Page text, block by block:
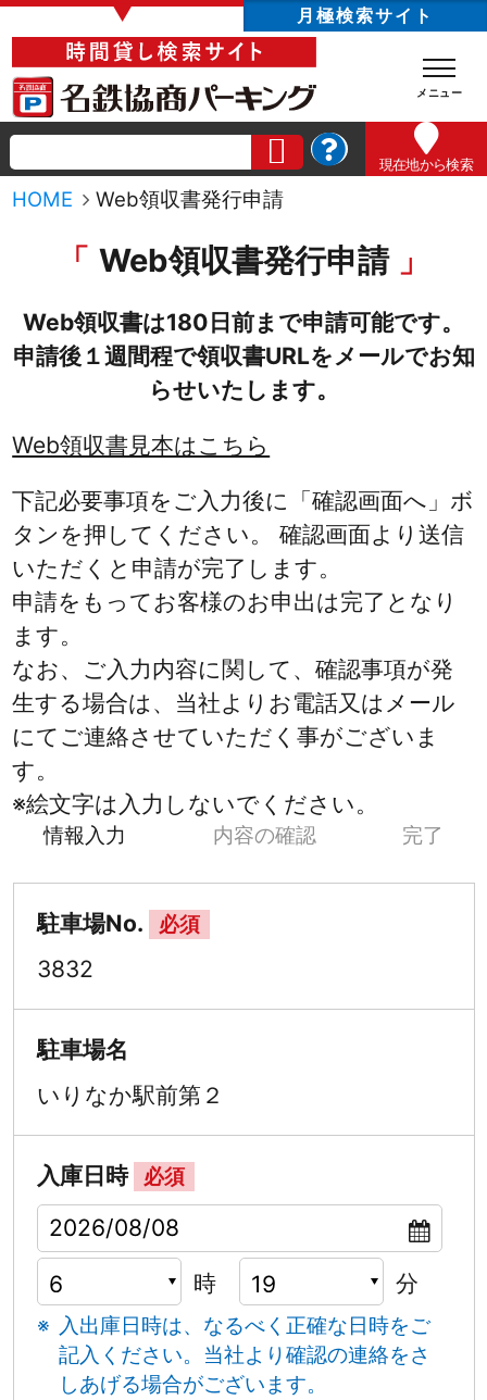
▼ 月極検索サイト
現在地から検索
HOME Web領収書発行申請
Web領収書発行申請
Web領収書は180日前まで申請可能です。
申請後１週間程で領収書URLをメールでお知
らせいたします。
Web領収書見本はこちら
下記必要事項をご入力後に「確認画面へ」ボ
タンを押してください。 確認画面より送信
いただくと申請が完了します。
申請をもってお客様のお申出は完了となり
ます。
なお、ご入力内容に関して、確認事項が発
生する場合は、当社よりお電話又はメール
にてご連絡させていただく事がございま
す。
※絵文字は入力しないでください。
情報入力 内容の確認 完了
駐車場No. 必須
3832
駐車場名
いりなか駅前第２
入庫日時 必須
時 分
入出庫日時は、なるべく正確な日時をご
記入ください。 当社より確認の連絡をさ
しあげる場合がございます。